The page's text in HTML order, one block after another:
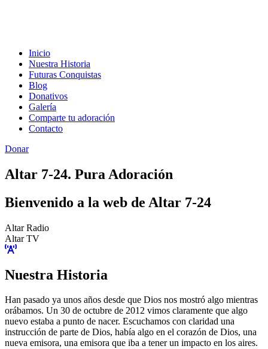
Inicio
Nuestra Historia
Futuras Conquistas
Blog
Donativos
Galería
Comparte tu adoración
Contacto
Donar
Altar 7-24. Pura Adoración
Bienvenido a la web de Altar 7-24
Altar Radio
Altar TV
Nuestra Historia
Han pasado ya unos años desde que Dios nos mostró algo mientras
orábamos. Un 30 de octubre de 2012 vimos claramente que algo
nuevo estaba a punto de nacer. Escuchamos con claridad una
instrucción de parte de Dios, había algo en el corazón de Dios, una
nueva emisora, una emisora que iba a tener un impacto en los aires.